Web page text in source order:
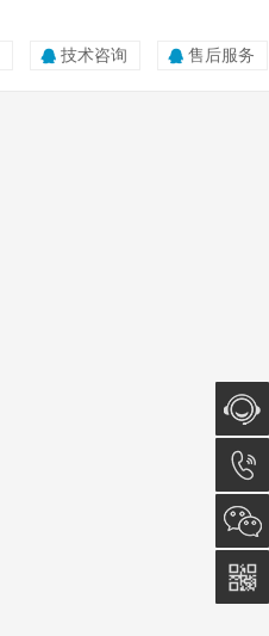
技术咨询 售后服务
在线咨
询
0512-
5011